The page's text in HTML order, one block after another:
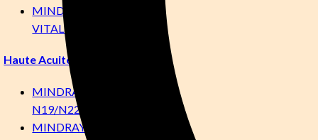
MINDRAY ACCUTORR 7
VITAL SIGNS MONITOR
Haute Acuité
MINDRAY BENEVISION
N19/N22
MINDRAY BENEVISION